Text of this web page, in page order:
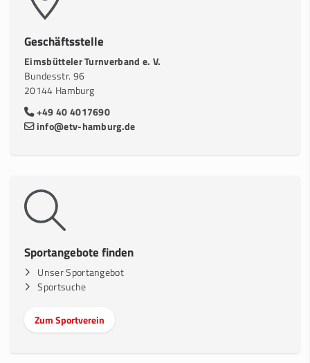
Geschäftsstelle
Eimsbütteler Turnverband e. V.
Bundesstr. 96
20144 Hamburg
+49 40 4017690
info@etv-hamburg.de
Sportangebote finden
Unser Sportangebot
Sportsuche
Zum Sportverein